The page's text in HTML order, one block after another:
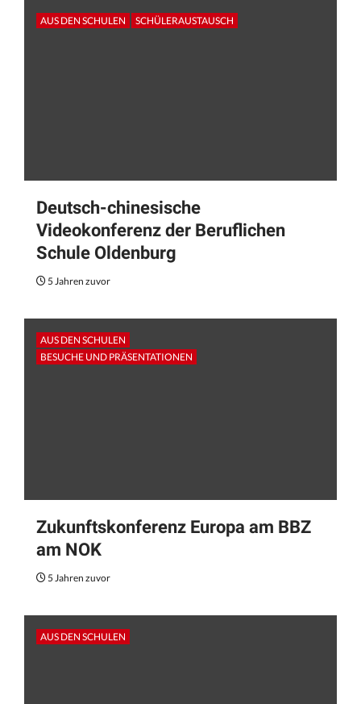
AUS DEN SCHULEN SCHÜLERAUSTAUSCH
Deutsch-chinesische
Videokonferenz der Beruflichen
Schule Oldenburg
5 Jahren zuvor
AUS DEN SCHULEN
BESUCHE UND PRÄSENTATIONEN
Zukunftskonferenz Europa am BBZ
am NOK
5 Jahren zuvor
AUS DEN SCHULEN